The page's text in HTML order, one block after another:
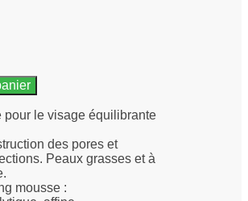
pour le visage équilibrante
des pores et
Peaux grasses et à
mousse :